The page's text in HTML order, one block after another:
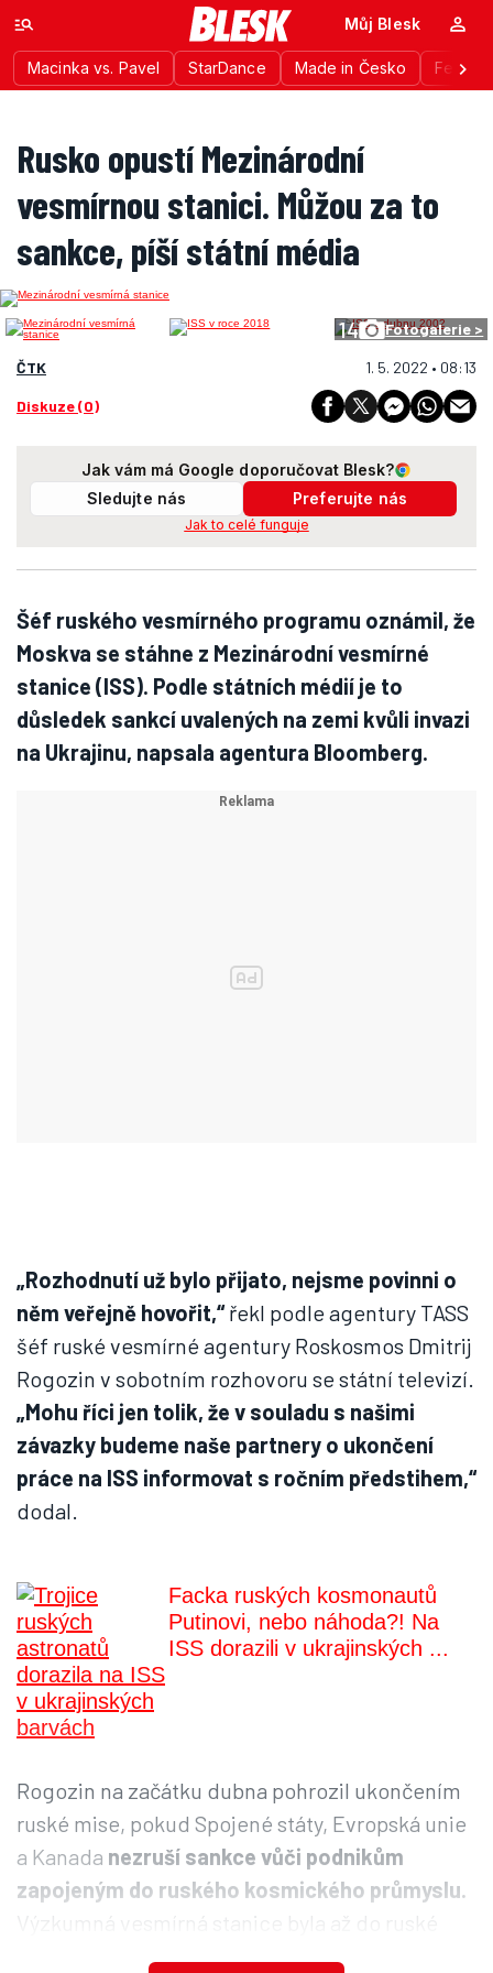
Macinka vs. Pavel StarDance Made in Česko
Můj Blesk
Rusko opustí Mezinárodní
vesmírnou stanici. Můžou za to
sankce, píší státní média
14 Fotogalerie >
ČTK 1. 5. 2022 • 08:13
Diskuze (0)
Jak vám má Google doporučovat Blesk?
Sledujte nás
Preferujte nás
Jak to celé funguje
Šéf ruského vesmírného programu oznámil, že
Moskva se stáhne z Mezinárodní vesmírné
stanice (ISS). Podle státních médií je to
důsledek sankcí uvalených na zemi kvůli invazi
na Ukrajinu, napsala agentura Bloomberg.
„Rozhodnutí už bylo přijato, nejsme povinni o
něm veřejně hovořit,“řekl podle agentury TASS
šéf ruské vesmírné agentury Roskosmos Dmitrij
Rogozin v sobotním rozhovoru se státní televizí.
„Mohu říci jen tolik, že v souladu s našimi
závazky budeme naše partnery o ukončení
práce na ISS informovat s ročním předstihem,“
dodal.
Facka ruských kosmonautů
Putinovi, nebo náhoda?! Na
ISS dorazili v ukrajinských ...
Rogozin na začátku dubna pohrozil ukončením
ruské mise, pokud Spojené státy, Evropská unie
a Kanada nezruší sankce vůči podnikům
zapojeným do ruského kosmického průmyslu.
Výzkumná vesmírná stanice byla až do ruské
invaze na Ukrajinu vzácnou oblastí spolupráce